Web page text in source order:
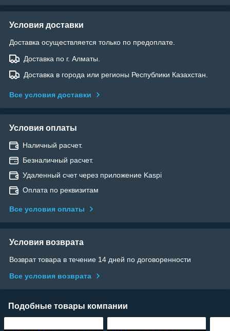
Условия доставки
Доставка осуществляется только по предоплате.
Доставка по г. Алматы.
Доставка в города или регионы Республики Казахстан.
Все условия доставки
Условия оплаты
Наличный расчет.
Безналичный расчет.
Удаленный счет через приложение Kaspi
Оплата по реквизитам
Все условия оплаты
Условия возврата
Возврат товара в течение 14 дней по договоренности
Все условия возврата
Подобные товары компании